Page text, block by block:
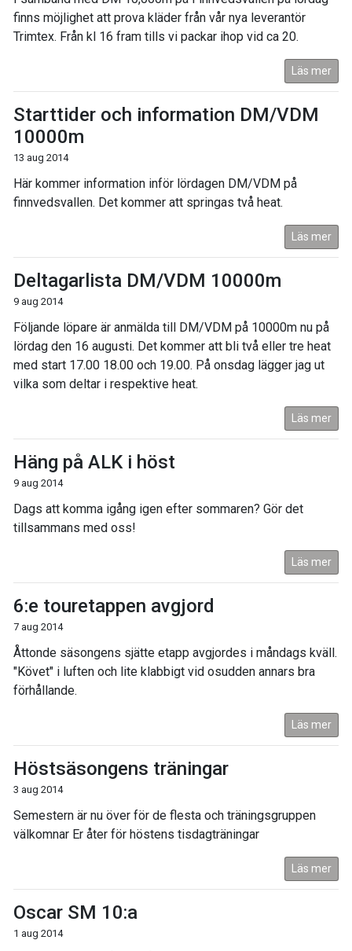
finns möjlighet att prova kläder från vår nya leverantör
Trimtex. Från kl 16 fram tills vi packar ihop vid ca 20.
Läs mer
Starttider och information DM/VDM
10000m
13 aug 2014
Här kommer information inför lördagen DM/VDM på
finnvedsvallen. Det kommer att springas två heat.
Läs mer
Deltagarlista DM/VDM 10000m
9 aug 2014
Följande löpare är anmälda till DM/VDM på 10000m nu på
lördag den 16 augusti. Det kommer att bli två eller tre heat
med start 17.00 18.00 och 19.00. På onsdag lägger jag ut
vilka som deltar i respektive heat.
Läs mer
Häng på ALK i höst
9 aug 2014
Dags att komma igång igen efter sommaren? Gör det
tillsammans med oss!
Läs mer
6:e touretappen avgjord
7 aug 2014
Åttonde säsongens sjätte etapp avgjordes i måndags kväll.
"Követ" i luften och lite klabbigt vid osudden annars bra
förhållande.
Läs mer
Höstsäsongens träningar
3 aug 2014
Semestern är nu över för de flesta och träningsgruppen
välkomnar Er åter för höstens tisdagträningar
Läs mer
Oscar SM 10:a
1 aug 2014